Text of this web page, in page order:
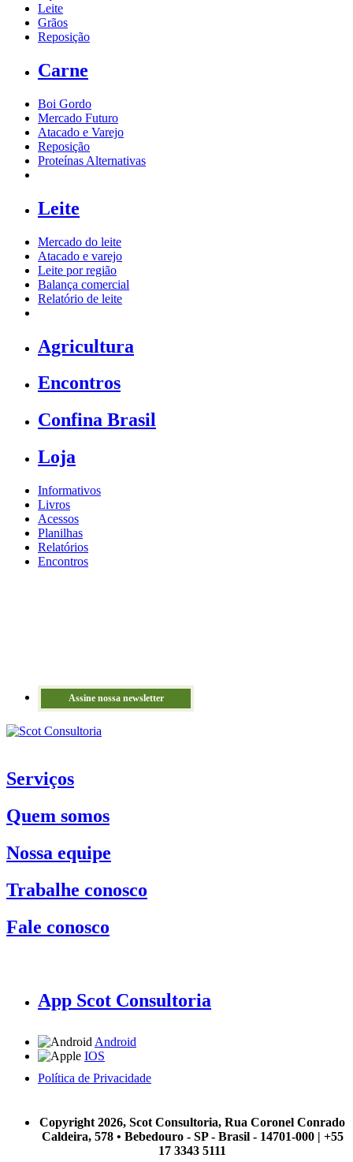
Leite
Grãos
Reposição
Carne
Boi Gordo
Mercado Futuro
Atacado e Varejo
Reposição
Proteínas Alternativas
Leite
Mercado do leite
Atacado e varejo
Leite por região
Balança comercial
Relatório de leite
Agricultura
Encontros
Confina Brasil
Loja
Informativos
Livros
Acessos
Planilhas
Relatórios
Encontros
Assine nossa newsletter
Serviços
Quem somos
Nossa equipe
Trabalhe conosco
Fale conosco
App Scot Consultoria
Android
IOS
Política de Privacidade
Copyright 2026, Scot Consultoria, Rua Coronel Conrado
Caldeira, 578 • Bebedouro - SP - Brasil - 14701-000 | +55
17 3343 5111